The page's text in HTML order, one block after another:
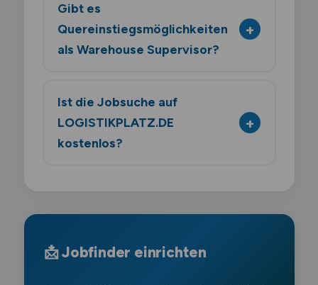
Gibt es
Quereinstiegsmöglichkeiten
als Warehouse Supervisor?
Ist die Jobsuche auf
LOGISTIKPLATZ.DE
kostenlos?
📩 Jobfinder einrichten